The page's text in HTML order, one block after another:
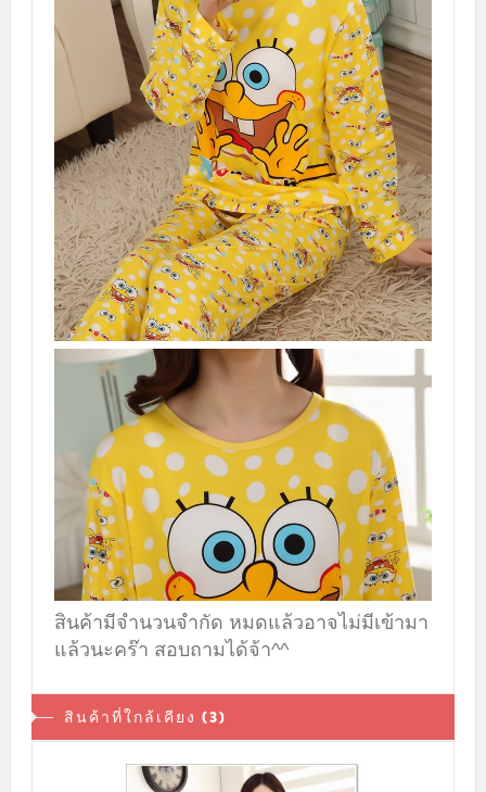
สินค้ามีจำนวนจำกัด หมดแล้วอาจไม่มีเข้ามา
แล้วนะคร๊า สอบถามได้จ้า^^
สินค้าที่ใกล้เคียง (3)